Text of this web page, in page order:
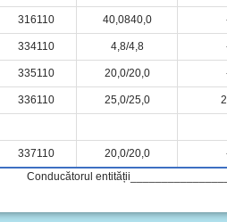
316110 40,0840,0
334110 4,8/4,8
335110 20,0/20,0
336110 25,0/25,0
337110 20,0/20,0
Conducătorul